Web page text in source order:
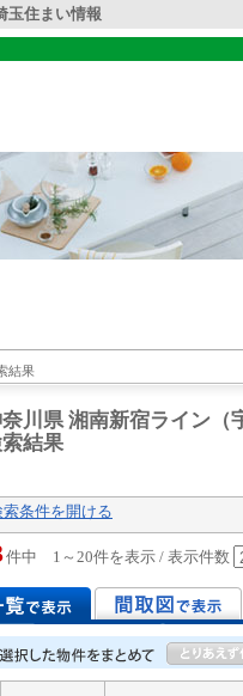
玉住まい情報
結果
川県 湘南新宿ライン（
結果
索条件を開ける
件中 1～20件を表示 / 表示件数